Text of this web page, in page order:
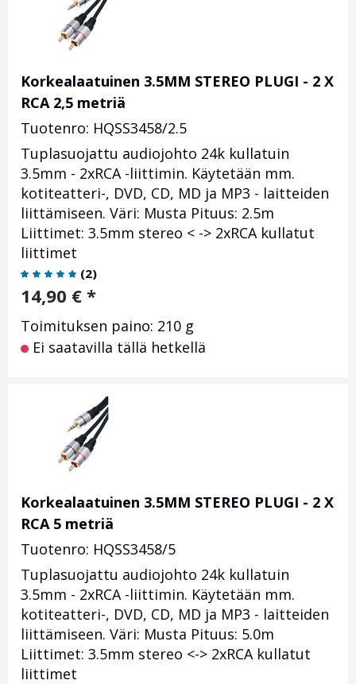
Korkealaatuinen 3.5MM STEREO PLUGI - 2 X
RCA 2,5 metriä
Tuotenro: HQSS3458/2.5
Tuplasuojattu audiojohto 24k kullatuin
3.5mm - 2xRCA -liittimin. Käytetään mm.
kotiteatteri-, DVD, CD, MD ja MP3 - laitteiden
liittämiseen. Väri: Musta Pituus: 2.5m
Liittimet: 3.5mm stereo < -> 2xRCA kullatut
liittimet
(2)
14,90 € *
Toimituksen paino: 210 g
Ei saatavilla tällä hetkellä
Korkealaatuinen 3.5MM STEREO PLUGI - 2 X
RCA 5 metriä
Tuotenro: HQSS3458/5
Tuplasuojattu audiojohto 24k kullatuin
3.5mm - 2xRCA -liittimin. Käytetään mm.
kotiteatteri-, DVD, CD, MD ja MP3 - laitteiden
liittämiseen. Väri: Musta Pituus: 5.0m
Liittimet: 3.5mm stereo <-> 2xRCA kullatut
liittimet